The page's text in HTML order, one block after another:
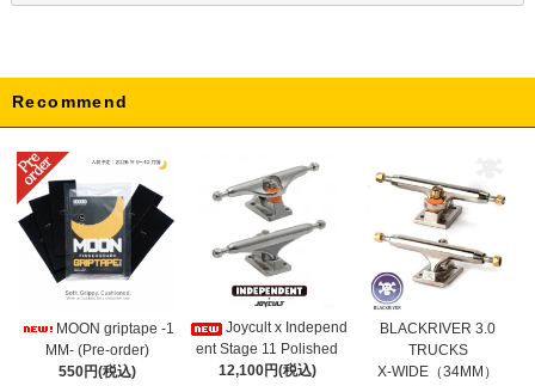
Recommend
MOON griptape -1
MM- (Pre-order)
550円(税込)
Joycult x Independ
ent Stage 11 Polished
12,100円(税込)
BLACKRIVER 3.0
TRUCKS
X-WIDE（34MM）